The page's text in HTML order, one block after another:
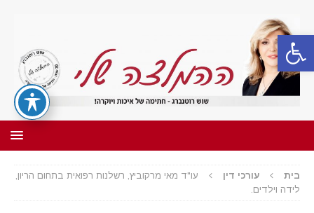
פתח סרגל נגישות
בית עורכי דין
עו"ד מאי מרקוביץ, רשלנות רפואית בתחום הריון,
לידה וילדים.